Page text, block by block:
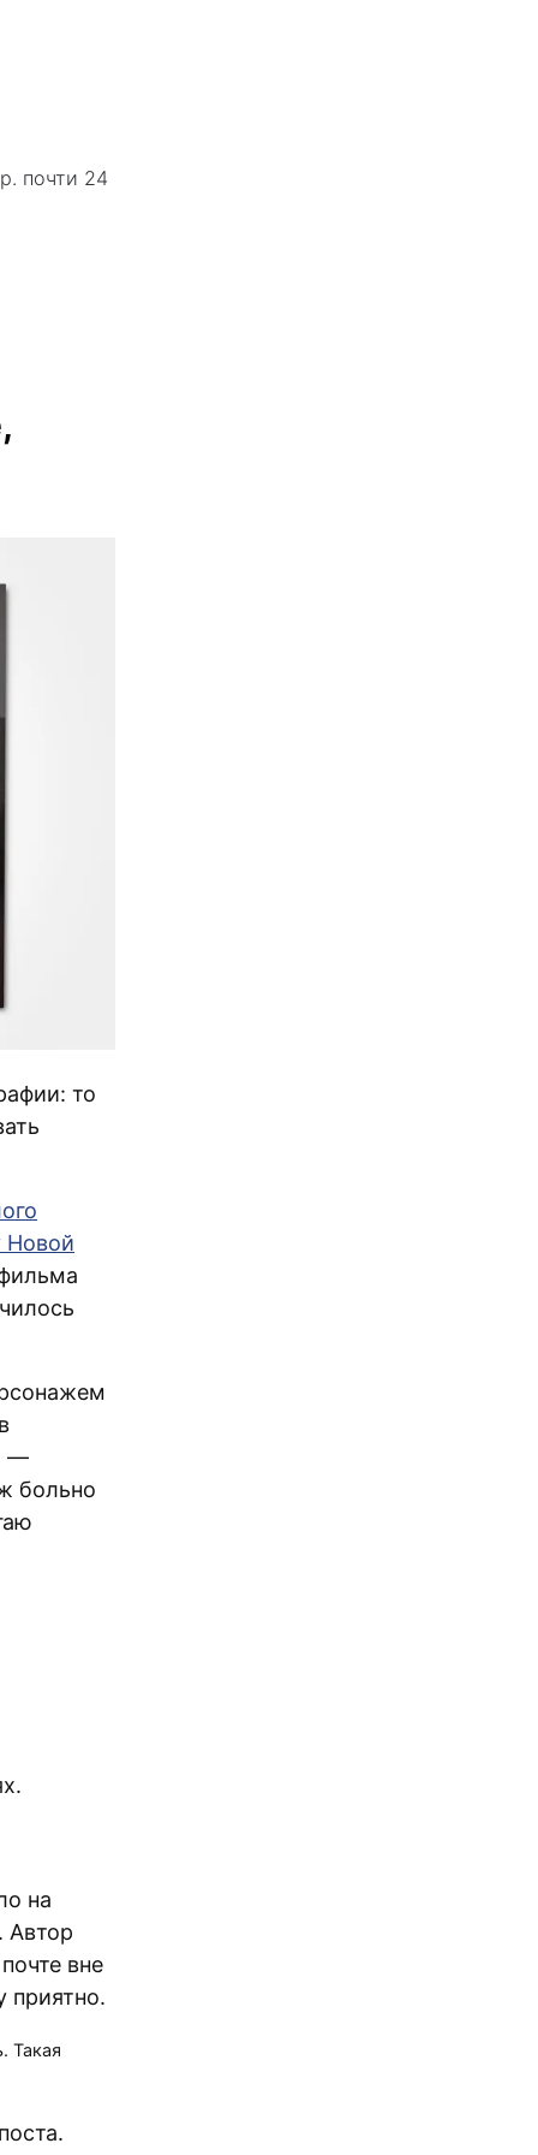
почти 24
то
Новой
—
больно
на
Автор
вне
приятно.
Такая